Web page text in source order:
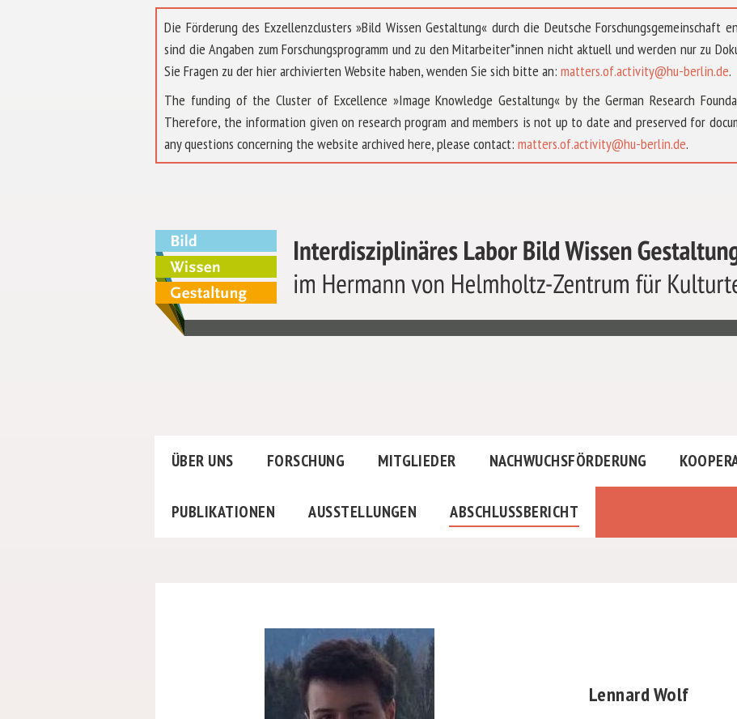
Die Förderung des Exzellenzclusters »Bild Wissen Gestaltung« durch die Deutsche Forschungsgemeinschaft
sind die Angaben zum Forschungsprogramm und zu den Mitarbeiter*innen nicht aktuell und werden nur zu
Sie Fragen zu der hier archivierten Website haben, wenden Sie sich bitte an: matters.of.activity@hu-berlin.de.
The funding of the Cluster of Excellence »Image Knowledge Gestaltung« by the German Research
Therefore, the information given on research program and members is not up to date and preserved for
any questions concerning the website archived here, please contact: matters.of.activity@hu-berlin.de.
ÜBER UNS FORSCHUNG MITGLIEDER NACHWUCHSFÖRDERUNG
PUBLIKATIONEN AUSSTELLUNGEN ABSCHLUSSBERICHT
Lennard Wolf